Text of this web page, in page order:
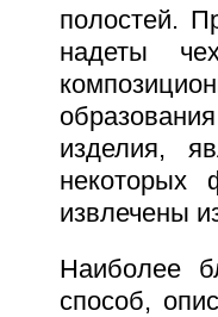
полостей.
надеты
изделия,
некоторых
извлечены
Наиболее
способ,